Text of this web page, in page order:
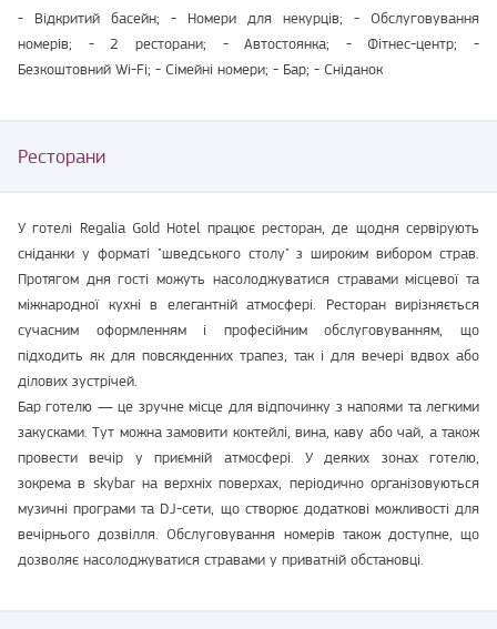
- Відкритий басейн; - Номери для некурців; - Обслуговування
номерів; - 2 ресторани; - Автостоянка; - Фітнес-центр; -
Безкоштовний Wi-Fi; - Сімейні номери; - Бар; - Сніданок
Ресторани
У готелі Regalia Gold Hotel працює ресторан, де щодня сервірують
сніданки у форматі "шведського столу" з широким вибором страв.
Протягом дня гості можуть насолоджуватися стравами місцевої та
міжнародної кухні в елегантній атмосфері. Ресторан вирізняється
сучасним оформленням і професійним обслуговуванням, що
підходить як для повсякденних трапез, так і для вечері вдвох або
ділових зустрічей.
Бар готелю — це зручне місце для відпочинку з напоями та легкими
закусками. Тут можна замовити коктейлі, вина, каву або чай, а також
провести вечір у приємній атмосфері. У деяких зонах готелю,
зокрема в skybar на верхніх поверхах, періодично організовуються
музичні програми та DJ-сети, що створює додаткові можливості для
вечірнього дозвілля. Обслуговування номерів також доступне, що
дозволяє насолоджуватися стравами у приватній обстановці.